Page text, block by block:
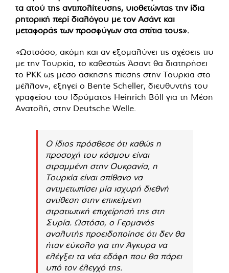
τα ατού της αντιπολίτευσης, υιοθετώντας την ίδια
ρητορική περί διαλόγου με τον Ασάντ και
μεταφοράς των προσφύγων στα σπίτια τους».
«Ωστσόσο, ακόμη και αν εξομαλύνει τις σχέσεις τιυ
με την Τουρκία, το καθεστώς Άσαντ θα διατηρήσει
το PKK ως μέσο άσκησης πίεσης στην Τουρκία στο
μέλλον», εξηγεί ο Bente Scheller, διευθυντής του
γραφείου του Ιδρύματος Heinrich Böll για τη Μέση
Ανατολή, στην Deutsche Welle.
Ο ίδιος πρόσθεσε ότι καθώς η
προσοχή του κόσμου είναι
στραμμένη στην Ουκρανία, η
Τουρκία είναι απίθανο να
αντιμετωπίσει μία ισχυρή διεθνή
αντίθεση στην επικείμενη
στρατιωτική επιχείρησή της στη
Συρία. Ωστόσο, ο Γερμανός
αναλυτής προειδοποίησε ότι δεν θα
ήταν εύκολο για την Άγκυρα να
ελέγξει τα νέα εδάφη που θα πάρει
υπό τον έλεγχό της.